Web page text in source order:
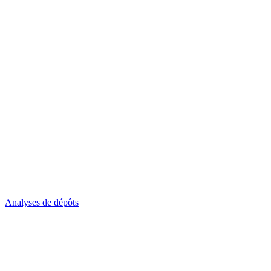
Analyses de dépôts